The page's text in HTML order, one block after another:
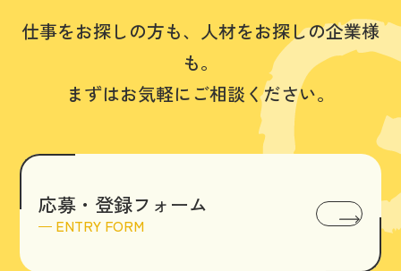
仕事をお探しの方も、人材をお探しの企業様
も。
まずはお気軽にご相談ください。
応募・登録フォーム
ENTRY FORM